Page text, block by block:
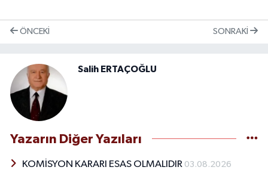
ÖNCEKI SONRAKI
Salih ERTAÇOĞLU
Yazarın Diğer Yazıları
KOMİSYON KARARI ESAS OLMALIDIR 03.08.2026